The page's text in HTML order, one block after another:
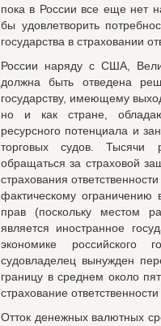
пока в России все еще нет
бы удовлетворить
государства в страховании
России наряду с США,
должна быть отведена
государству, имеющему
но и как стране,
ресурсного потенциала и
торговых судов. Тысячи
обращаться за страховой
страхования
фактическому
прав (поскольку местом
является иностранное
экономике российского
судовладелец вынужден
границу в среднем около
страхование
Отток денежных валютных